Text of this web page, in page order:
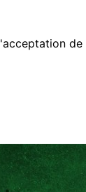
de
perdu mon billet